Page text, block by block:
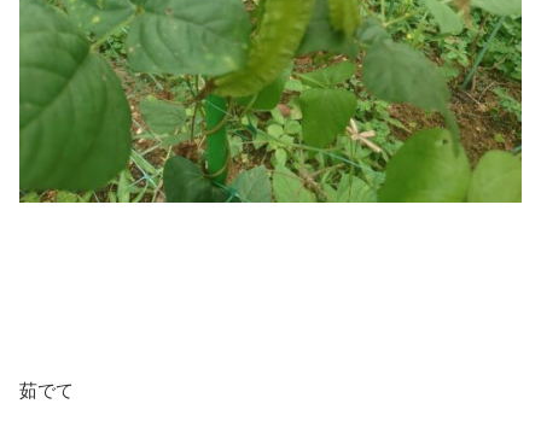
茹でて